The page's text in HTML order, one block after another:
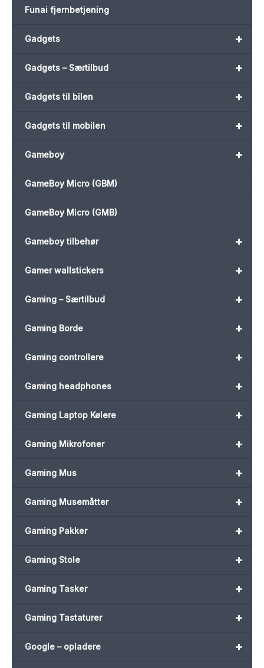
Funai fjernbetjening
+
Gadgets
+
Gadgets – Særtilbud
+
Gadgets til bilen
+
Gadgets til mobilen
+
Gameboy
GameBoy Micro (GBM)
GameBoy Micro (GMB)
+
Gameboy tilbehør
+
Gamer wallstickers
+
Gaming – Særtilbud
+
Gaming Borde
+
Gaming controllere
+
Gaming headphones
+
Gaming Laptop Kølere
+
Gaming Mikrofoner
+
Gaming Mus
+
Gaming Musemåtter
+
Gaming Pakker
+
Gaming Stole
+
Gaming Tasker
+
Gaming Tastaturer
+
Google – opladere